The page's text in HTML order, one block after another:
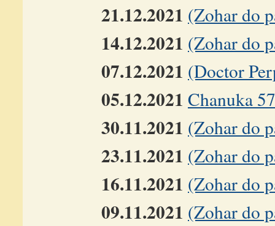
21.12.2021 (Zohar do
14.12.2021 (Zohar do
07.12.2021 (Doctor
05.12.2021 Chanuka
30.11.2021 (Zohar do
23.11.2021 (Zohar do
16.11.2021 (Zohar do
09.11.2021 (Zohar do